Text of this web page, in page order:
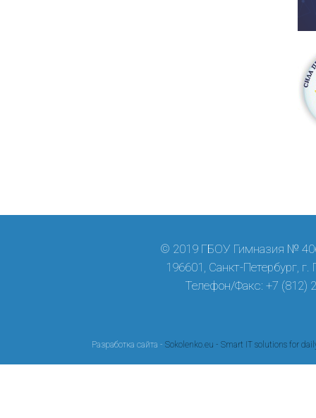
© 2019 ГБОУ Гимназия №
196601, Санкт-Петербург,
Телефон/Факс: +7 (812)
Разработка сайта - Sokolenko.eu - Smart IT solutions for